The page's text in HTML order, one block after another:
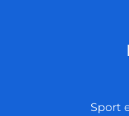
Sport